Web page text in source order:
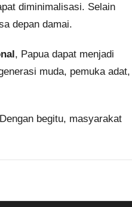
diminimalisasi. Selain
depan damai.
, Papua dapat menjadi
muda, pemuka adat,
begitu, masyarakat